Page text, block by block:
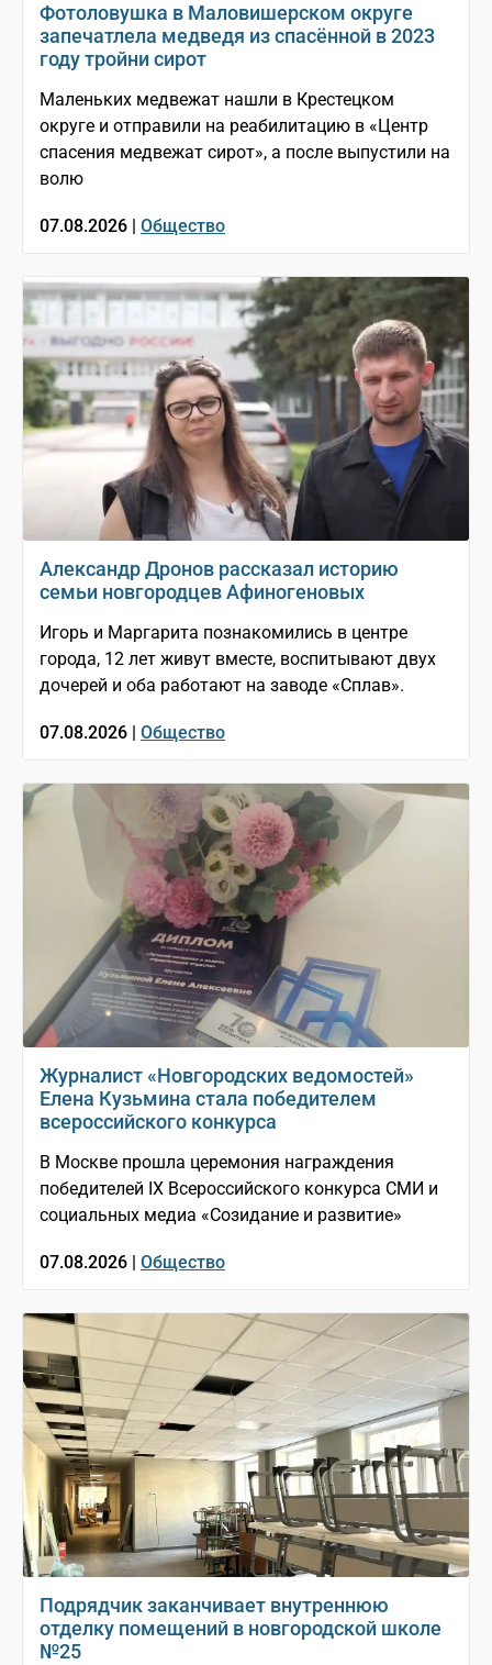
Фотоловушка в Маловишерском округе
запечатлела медведя из спасённой в 2023
году тройни сирот
Маленьких медвежат нашли в Крестецком
округе и отправили на реабилитацию в «Центр
спасения медвежат сирот», а после выпустили на
волю
07.08.2026 | Общество
Александр Дронов рассказал историю
семьи новгородцев Афиногеновых
Игорь и Маргарита познакомились в центре
города, 12 лет живут вместе, воспитывают двух
дочерей и оба работают на заводе «Сплав».
07.08.2026 | Общество
Журналист «Новгородских ведомостей»
Елена Кузьмина стала победителем
всероссийского конкурса
В Москве прошла церемония награждения
победителей IX Всероссийского конкурса СМИ и
социальных медиа «Созидание и развитие»
07.08.2026 | Общество
Подрядчик заканчивает внутреннюю
отделку помещений в новгородской школе
№25